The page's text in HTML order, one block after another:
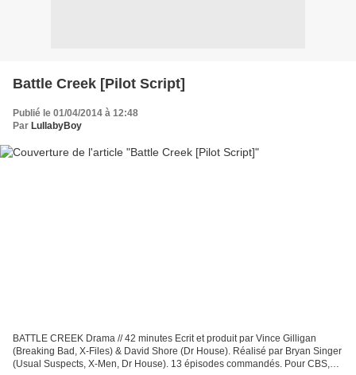
Battle Creek [Pilot Script]
Publié le 01/04/2014 à 12:48
Par LullabyBoy
BATTLE CREEK Drama // 42 minutes Ecrit et produit par Vince Gilligan
(Breaking Bad, X-Files) & David Shore (Dr House). Réalisé par Bryan Singer
(Usual Suspects, X-Men, Dr House). 13 épisodes commandés. Pour CBS,